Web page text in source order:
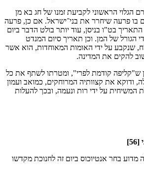
הגלוי הראשוני לקביעת זמנו של חג בא מן
בו פרעה שיחרר את בני־ישראל. אם כן, פרעה
בט"ו בניסן, עוד יותר בולט הדבר ביום
הגורל של המן. וכן תאריך סיום המנדט
שנקבע על ידי האומות המאוחדות, הוא אשר
להקים את המדינה.
ש"קליפה קודמת לפרי", ומטרתו לשתף את כל
ודוקא את קצוותיה המרוחקים, כמואב ועמון
המשיחית על ידי רות ונעמה, ובכך להעלות
בחר אנטיוכוס ביום זה לחנוכת מקדשו